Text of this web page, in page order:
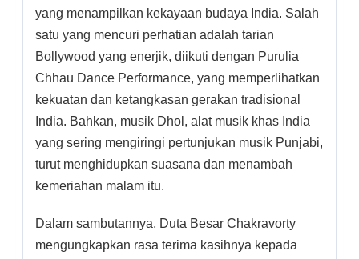
yang menampilkan kekayaan budaya India. Salah
satu yang mencuri perhatian adalah tarian
Bollywood yang enerjik, diikuti dengan Purulia
Chhau Dance Performance, yang memperlihatkan
kekuatan dan ketangkasan gerakan tradisional
India. Bahkan, musik Dhol, alat musik khas India
yang sering mengiringi pertunjukan musik Punjabi,
turut menghidupkan suasana dan menambah
kemeriahan malam itu.
Dalam sambutannya, Duta Besar Chakravorty
mengungkapkan rasa terima kasihnya kepada